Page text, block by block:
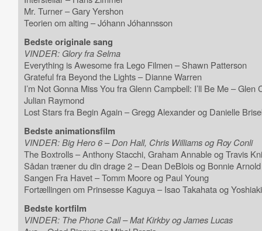
Mr. Turner – Gary Yershon
Teorien om alting – Jóhann Jóhannsson
Bedste originale sang
VINDER: Glory fra Selma
Everything is Awesome fra Lego Filmen – Shawn Patterson
Grateful fra Beyond the Lights – Dianne Warren
I’m Not Gonna Miss You fra Glenn Campbell: I’ll Be Me – Glen
Julian Raymond
Lost Stars fra Begin Again – Gregg Alexander og Danielle
Bedste animationsfilm
VINDER: Big Hero 6 – Don Hall, Chris Williams og Roy Conli
The Boxtrolls – Anthony Stacchi, Graham Annable og Travis
Sådan træner du din drage 2 – Dean DeBlois og Bonnie Arnold
Sangen Fra Havet – Tomm Moore og Paul Young
Fortællingen om Prinsesse Kaguya – Isao Takahata og
Bedste kortfilm
VINDER: The Phone Call – Mat Kirkby og James Lucas